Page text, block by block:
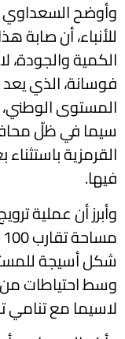
وأوضح السعداوي
للأنباء، أن
الكمية والجودة،
فوسانة، الذي يعد
سيما في ظلّ
القرمزية
فيها.
وأبرز أن عملية
شكل أسيجة
وسط احتياطات من
لاسيما مع تنامي